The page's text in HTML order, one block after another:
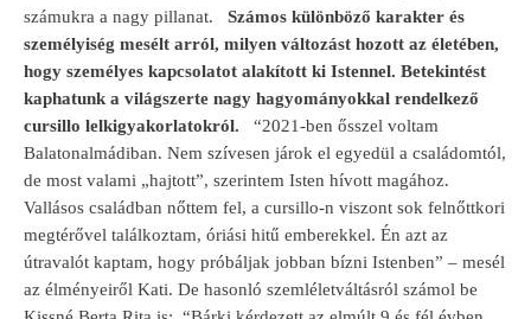
számukra a nagy pillanat.
Számos különböző karakter és
személyiség mesélt arról, milyen változást hozott az életében,
hogy személyes kapcsolatot alakított ki Istennel. Betekintést
kaphatunk a világszerte nagy hagyományokkal rendelkező
cursillo lelkigyakorlatokról.
“2021-ben ősszel voltam
Balatonalmádiban. Nem szívesen járok el egyedül a családomtól,
de most valami „hajtott”, szerintem Isten hívott magához.
Vallásos családban nőttem fel, a cursillo-n viszont sok felnőttkori
megtérővel találkoztam, óriási hitű emberekkel. Én azt az
útravalót kaptam, hogy próbáljak jobban bízni Istenben” – mesél
az élményeiről Kati. De hasonló szemléletváltásról számol be